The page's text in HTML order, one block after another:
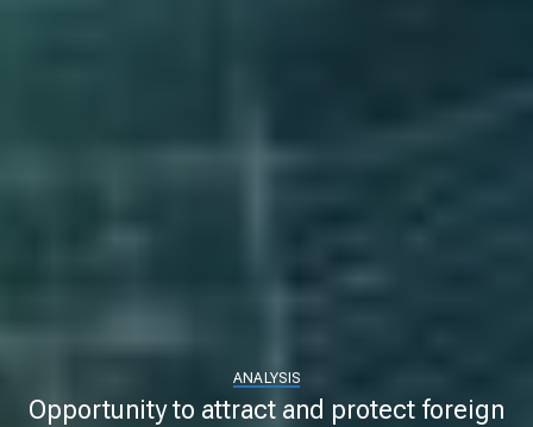
ANALYSIS
Opportunity to attract and protect foreign